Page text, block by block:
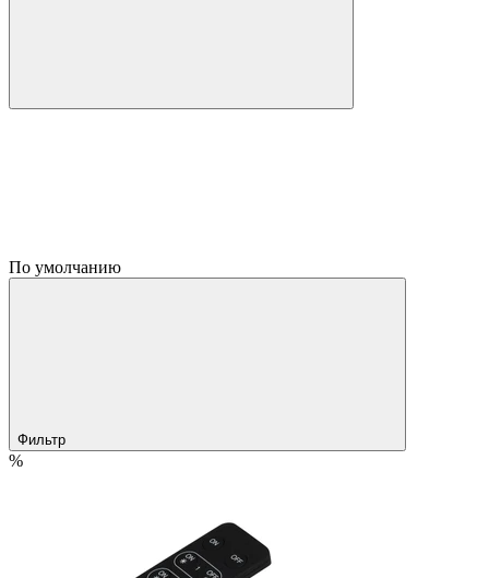
По умолчанию
Фильтр
%